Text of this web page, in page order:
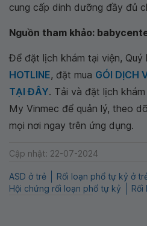
cung cấp dinh dưỡng đầy đủ
Nguồn tham khảo:
Để đặt lịch khám tại viện, Quý
HOTLINE, đặt mua GÓI DỊCH
TẠI ĐÂY. Tải và đặt lịch
My Vinmec để quản lý, theo
mọi nơi ngay trên ứng dụng.
Cập nhật: 22-07-2024
ASD ở trẻ
Rối loạn phổ tự kỷ ở
Hội chứng rối loạn phổ tự kỷ
Rối